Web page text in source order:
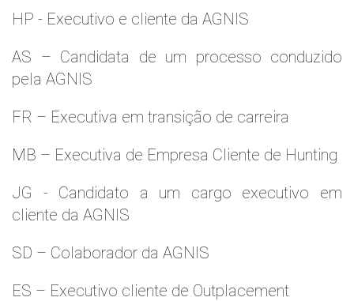
HP - Executivo e cliente da AGNIS
AS – Candidata de um processo conduzido
pela AGNIS
FR – Executiva em transição de carreira
MB – Executiva de Empresa Cliente de Hunting
JG - Candidato a um cargo executivo em
cliente da AGNIS
SD – Colaborador da AGNIS
ES – Executivo cliente de Outplacement